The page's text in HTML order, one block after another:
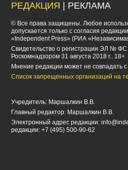
РЕДАКЦИЯ | РЕКЛАМА
© Все права защищены. Любое
допускается только с согласия
«Independent Press» (РИА
Cвидетельство о регистрации ЭЛ №
Роскомнадзором 31 августа 2018 г.. 18+
Мнение редакции может не совпадать
Список запрещенных организаций на
Учредитель: Маршалкин В.В.
Главный редактор: Маршалкин В.В.
Электронный адрес редакции:
редакции: +7 (495) 500-90-62